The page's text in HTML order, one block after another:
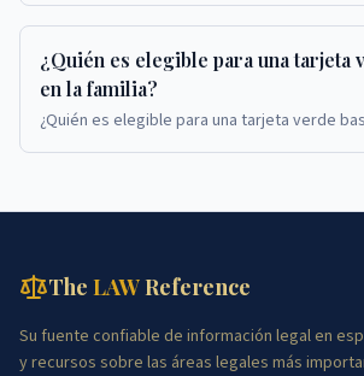
¿Quién es elegible para una tarjeta
en la familia?
¿Quién es elegible para una tarjeta verde
The LAWReference
Su fuente confiable de información legal en
y recursos sobre las áreas legales más